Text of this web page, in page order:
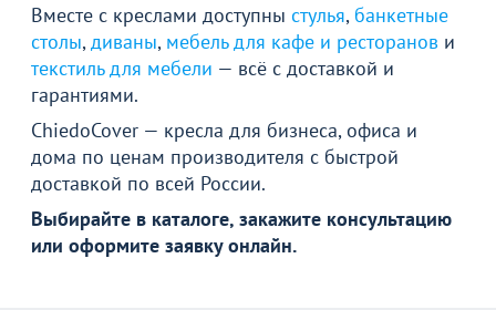
Вместе с креслами доступны стулья, банкетные
столы, диваны, мебель для кафе и ресторанов и
текстиль для мебели — всё с доставкой и
гарантиями.
ChiedoCover — кресла для бизнеса, офиса и
дома по ценам производителя с быстрой
доставкой по всей России.
Выбирайте в каталоге, закажите консультацию
или оформите заявку онлайн.